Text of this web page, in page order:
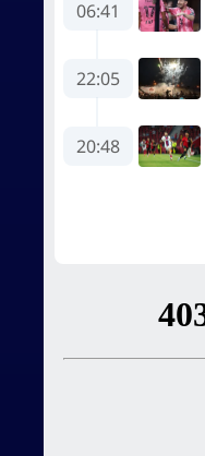
06:41
22:05
20:48